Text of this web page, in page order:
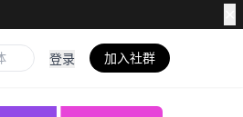
登录 加入社群